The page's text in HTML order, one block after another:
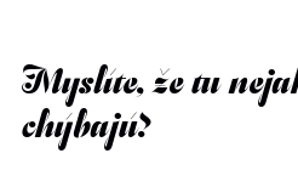
Myslíte, že tu
chýbajú?